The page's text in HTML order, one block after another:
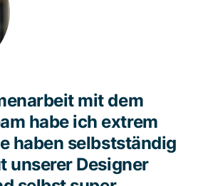
mit dem
habe ich extrem
haben selbstständig
unserer Designer